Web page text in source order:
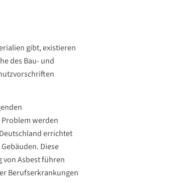
gibt, existieren
des Bau- und
werden
errichtet
Diese
Asbest führen
Berufserkrankungen